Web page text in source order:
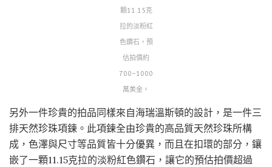
顆11.15克
拉的淡粉紅
色鑽石，預
估拍價約
700~1000
萬美金。
另外一件珍貴的拍品同樣來自海瑞溫斯頓的設計，是一件三
排天然珍珠項鍊。此項鍊全由珍貴的高品質天然珍珠所構
成，色澤與尺寸等品質皆十分優異，而且在扣環的部分，鑲
嵌了一顆11.15克拉的淡粉紅色鑽石，讓它的預估拍價超過